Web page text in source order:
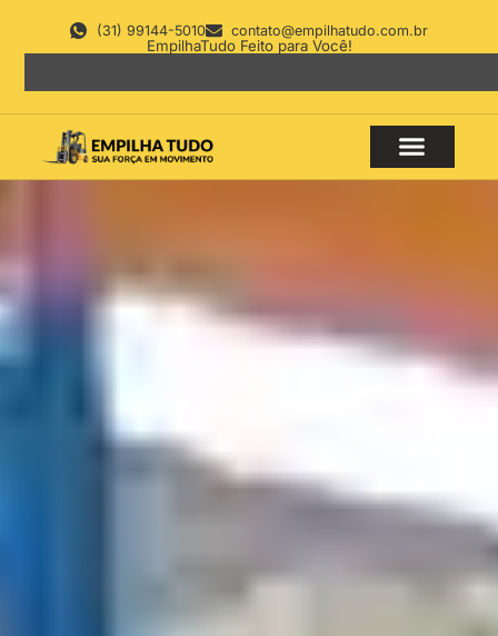
(31) 99144-5010 contato@empilhatudo.com.br
EmpilhaTudo Feito para Você!